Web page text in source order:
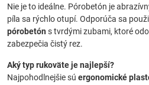
Nie je to ideálne. Pórobetón je
píla sa rýchlo otupí. Odporúča sa
pórobetón s tvrdými zubami, ktoré
zabezpečia čistý rez.
Aký typ rukoväte je najlepší?
Najpohodlnejšie sú ergonomické